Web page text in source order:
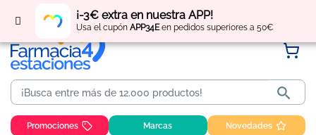
¡-3€ extra en nuestra APP!
Usa el cupón APP34Een pedidos superiores a 50€
Regístratey obtén puntos por tus compras

Promociones Marcas Novedades